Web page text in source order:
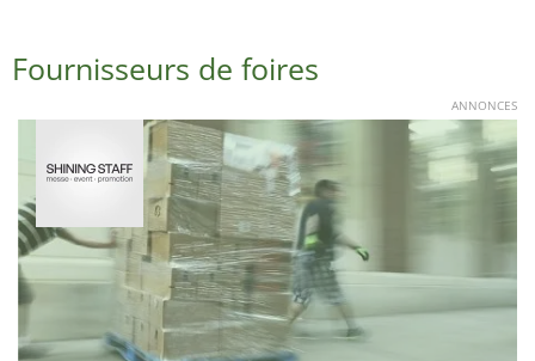
Fournisseurs de foires
ANNONCES